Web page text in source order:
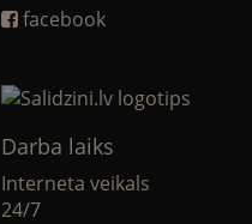
facebook
Darba laiks
Interneta veikals
24/7